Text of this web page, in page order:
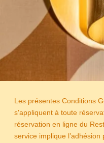
Les présentes Conditions
s'appliquent à toute
réservation en ligne du
service implique